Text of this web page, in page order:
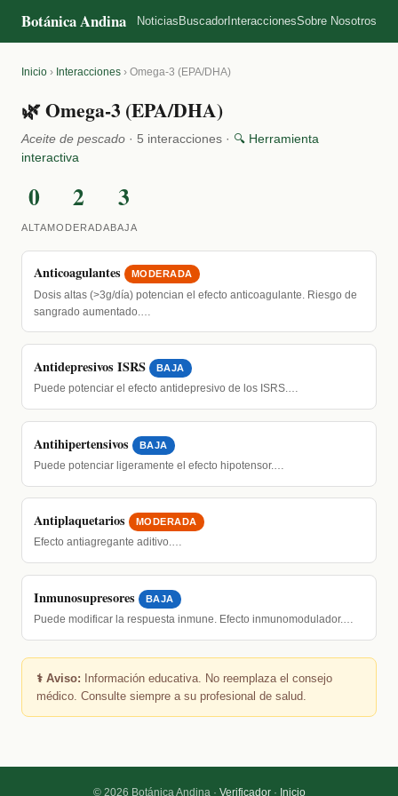
Botánica Andina Noticias Buscador InteraccionesSobre Nosotros
Inicio › Interacciones › Omega-3 (EPA/DHA)
🌿 Omega-3 (EPA/DHA)
Aceite de pescado · 5 interacciones · 🔍 Herramienta
interactiva
0
ALTA
2
MODERADA
3
BAJA
Anticoagulantes MODERADA
Dosis altas (>3g/día) potencian el efecto anticoagulante. Riesgo de
sangrado aumentado.…
Antidepresivos ISRS BAJA
Puede potenciar el efecto antidepresivo de los ISRS.…
Antihipertensivos BAJA
Puede potenciar ligeramente el efecto hipotensor.…
Antiplaquetarios MODERADA
Efecto antiagregante aditivo.…
Inmunosupresores BAJA
Puede modificar la respuesta inmune. Efecto inmunomodulador.…
⚕️ Aviso: Información educativa. No reemplaza el consejo
médico. Consulte siempre a su profesional de salud.
© 2026 Botánica Andina · Verificador· Inicio